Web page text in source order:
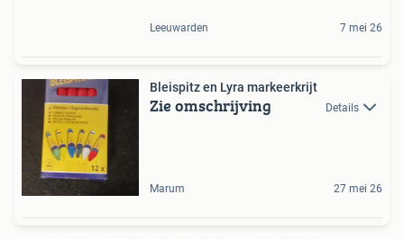
Leeuwarden 7 mei 26
Bleispitz en Lyra markeerkrijt
Zie omschrijving Details
Marum 27 mei 26